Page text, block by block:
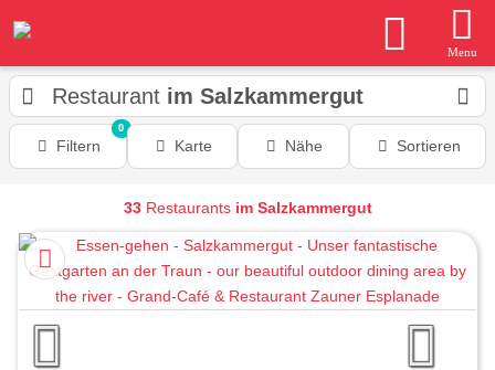
Menu
Restaurant im Salzkammergut
Filtern
0
Karte Nähe Sortieren
33Restaurants im Salzkammergut